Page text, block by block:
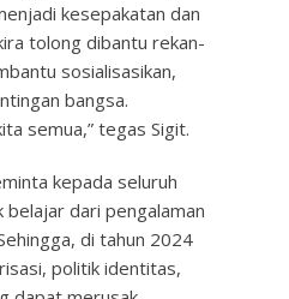
kesepakatan dan
tolong dibantu rekan-
sosialisasikan,
bangsa.
semua,” tegas Sigit.
kepada seluruh
dari pengalaman
di tahun 2024
politik identitas,